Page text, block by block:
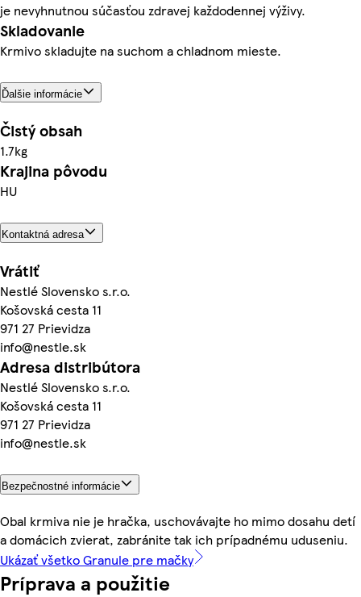
je nevyhnutnou súčasťou zdravej každodennej výživy.
Skladovanie
Krmivo skladujte na suchom a chladnom mieste.
Ďalšie informácie
Čistý obsah
1.7kg
Krajina pôvodu
HU
Kontaktná adresa
Vrátiť
Nestlé Slovensko s.r.o.
Košovská cesta 11
971 27 Prievidza
info@nestle.sk
Adresa distribútora
Nestlé Slovensko s.r.o.
Košovská cesta 11
971 27 Prievidza
info@nestle.sk
Bezpečnostné informácie
Obal krmiva nie je hračka, uschovávajte ho mimo dosahu detí
a domácich zvierat, zabránite tak ich prípadnému uduseniu.
Ukázať všetko Granule pre mačky
Príprava a použitie